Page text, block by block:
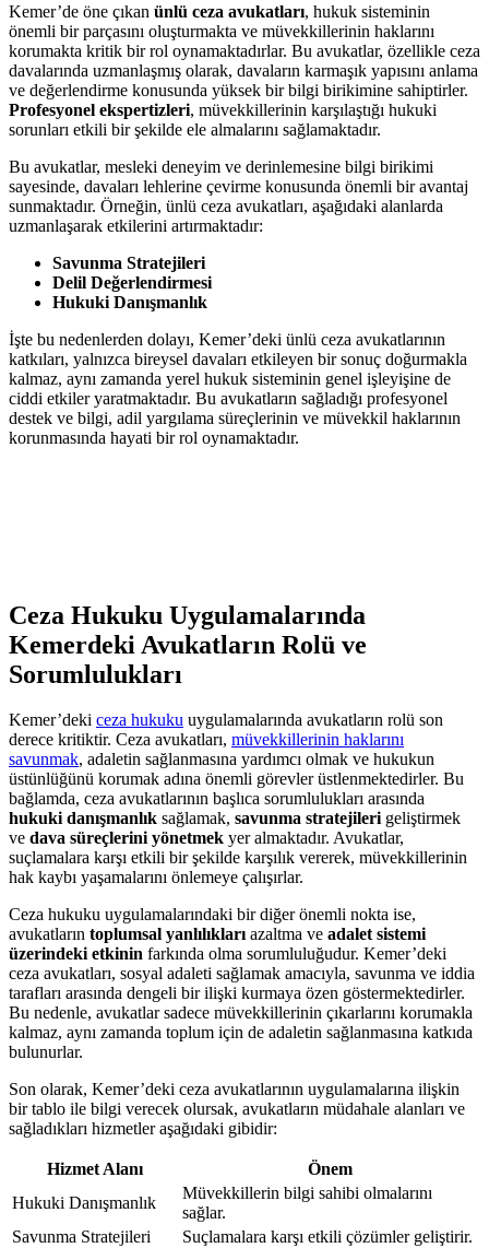
Kemer’de öne çıkan ünlü ceza avukatları, hukuk sisteminin
önemli bir parçasını oluşturmakta ve müvekkillerinin haklarını
korumakta kritik bir rol oynamaktadırlar. Bu avukatlar, özellikle ceza
davalarında uzmanlaşmış olarak, davaların karmaşık yapısını anlama
ve değerlendirme konusunda yüksek bir bilgi birikimine sahiptirler.
Profesyonel ekspertizleri, müvekkillerinin karşılaştığı hukuki
sorunları etkili bir şekilde ele almalarını sağlamaktadır.
Bu avukatlar, mesleki deneyim ve derinlemesine bilgi birikimi
sayesinde, davaları lehlerine çevirme konusunda önemli bir avantaj
sunmaktadır. Örneğin, ünlü ceza avukatları, aşağıdaki alanlarda
uzmanlaşarak etkilerini artırmaktadır:
Savunma Stratejileri
Delil Değerlendirmesi
Hukuki Danışmanlık
İşte bu nedenlerden dolayı, Kemer’deki ünlü ceza avukatlarının
katkıları, yalnızca bireysel davaları etkileyen bir sonuç doğurmakla
kalmaz, aynı zamanda yerel hukuk sisteminin genel işleyişine de
ciddi etkiler yaratmaktadır. Bu avukatların sağladığı profesyonel
destek ve bilgi, adil yargılama süreçlerinin ve müvekkil haklarının
korunmasında hayati bir rol oynamaktadır.
Ceza Hukuku Uygulamalarında
Kemerdeki Avukatların Rolü ve
Sorumlulukları
Kemer’deki ceza hukuku uygulamalarında avukatların rolü son
derece kritiktir. Ceza avukatları, müvekkillerinin haklarını
savunmak, adaletin sağlanmasına yardımcı olmak ve hukukun
üstünlüğünü korumak adına önemli görevler üstlenmektedirler. Bu
bağlamda, ceza avukatlarının başlıca sorumlulukları arasında
hukuki danışmanlık sağlamak, savunma stratejilerigeliştirmek
ve dava süreçlerini yönetmek yer almaktadır. Avukatlar,
suçlamalara karşı etkili bir şekilde karşılık vererek, müvekkillerinin
hak kaybı yaşamalarını önlemeye çalışırlar.
Ceza hukuku uygulamalarındaki bir diğer önemli nokta ise,
avukatların toplumsal yanlılıklarıazaltma ve adalet sistemi
üzerindeki etkinin farkında olma sorumluluğudur. Kemer’deki
ceza avukatları, sosyal adaleti sağlamak amacıyla, savunma ve iddia
tarafları arasında dengeli bir ilişki kurmaya özen göstermektedirler.
Bu nedenle, avukatlar sadece müvekkillerinin çıkarlarını korumakla
kalmaz, aynı zamanda toplum için de adaletin sağlanmasına katkıda
bulunurlar.
Son olarak, Kemer’deki ceza avukatlarının uygulamalarına ilişkin
bir tablo ile bilgi verecek olursak, avukatların müdahale alanları ve
sağladıkları hizmetler aşağıdaki gibidir:
Hizmet Alanı
Önem
Hukuki Danışmanlık
Müvekkillerin bilgi sahibi olmalarını
sağlar.
Savunma Stratejileri
Suçlamalara karşı etkili çözümler geliştirir.